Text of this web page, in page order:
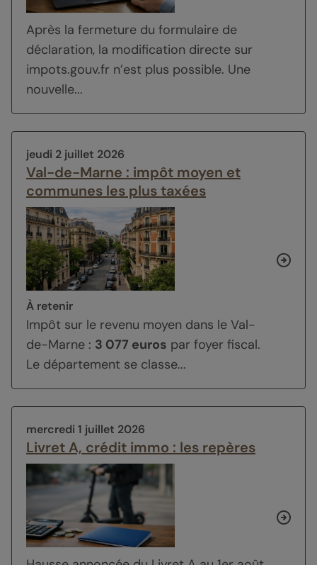
Après la fermeture du formulaire de
déclaration, la modification directe sur
impots.gouv.fr n’est plus possible. Une
nouvelle...
jeudi 2 juillet 2026
Val-de-Marne : impôt moyen et
communes les plus taxées
À retenir
Impôt sur le revenu moyen dans le Val-
de-Marne : 3 077 euros par foyer fiscal.
Le département se classe...
mercredi 1 juillet 2026
Livret A, crédit immo : les repères